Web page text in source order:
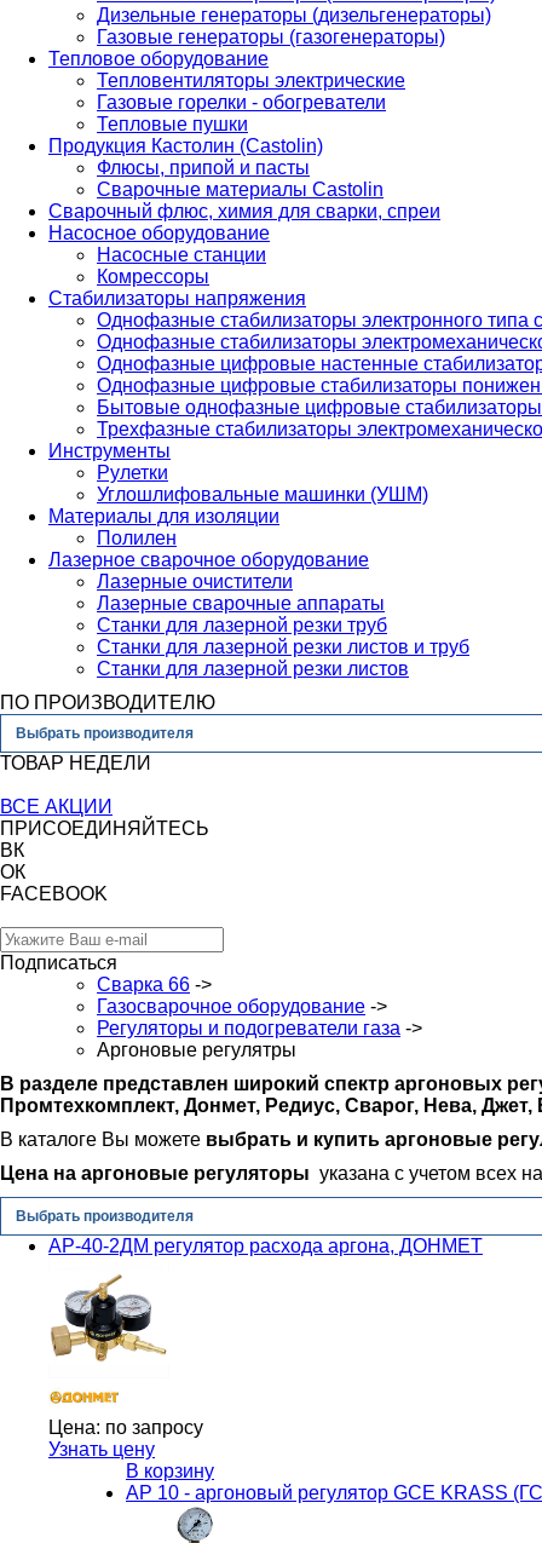
Дизельные генераторы (дизельгенераторы)
Газовые генераторы (газогенераторы)
Тепловое оборудование
Тепловентиляторы электрические
Газовые горелки - обогреватели
Тепловые пушки
Продукция Кастолин (Castolin)
Флюсы, припой и пасты
Сварочные материалы Castolin
Сварочный флюс, химия для сварки, спреи
Насосное оборудование
Насосные станции
Комрессоры
Стабилизаторы напряжения
Однофазные стабилизаторы электронного
Однофазные стабилизаторы
Однофазные цифровые настенные
Однофазные цифровые стабилизаторы
Бытовые однофазные цифровые стабилизаторы
Трехфазные стабилизаторы
Инструменты
Рулетки
Углошлифовальные машинки (УШМ)
Материалы для изоляции
Полилен
Лазерное сварочное оборудование
Лазерные очистители
Лазерные сварочные аппараты
Станки для лазерной резки труб
Станки для лазерной резки листов и труб
Станки для лазерной резки листов
ПО ПРОИЗВОДИТЕЛЮ
Выбрать производителя
ТОВАР НЕДЕЛИ
ВСЕ АКЦИИ
ПРИСОЕДИНЯЙТЕСЬ
ВК
ОК
FACEBOOK
Подписаться
Сварка 66 ->
Газосварочное оборудование ->
Регуляторы и подогреватели газа ->
Аргоновые регулятры
В разделе представлен широкий спектр аргоновых
Промтехкомплект, Донмет, Редиус, Сварог, Нева,
В каталоге Вы можете выбрать и купить аргоновые
Цена на аргоновые регуляторы указана с учетом всех
Выбрать производителя
АР-40-2ДМ регулятор расхода аргона, ДОНМЕТ
Цена: по запросу
Узнать цену
В корзину
АР 10 - аргоновый регулятор GCE KRASS